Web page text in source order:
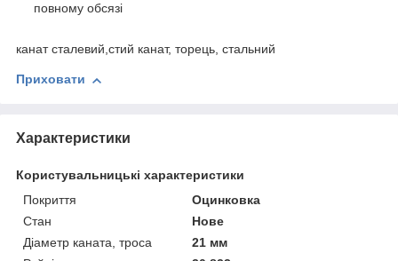
повному обсязі
канат сталевий,стий канат, торець, стальний
Приховати
Характеристики
Користувальницькі характеристики
Покриття
Оцинковка
Стан
Нове
Діаметр каната, троса
21 мм